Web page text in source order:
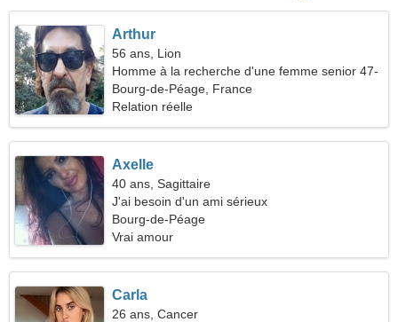
Arthur
56 ans, Lion
Homme à la recherche d'une femme senior 47-
54
Bourg-de-Péage, France
Relation réelle
Axelle
40 ans, Sagittaire
J'ai besoin d'un ami sérieux
Bourg-de-Péage
Vrai amour
Carla
26 ans, Cancer